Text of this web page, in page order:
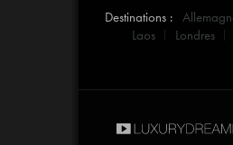
Destinations :
Laos
Londres